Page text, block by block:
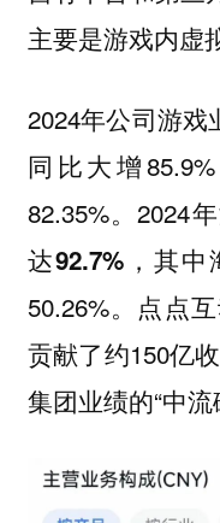
主要是游戏内虚
2024年公司游戏
同比大增
82.35%。2024
达92.7%，其中
50.26%。点点
贡献了约150亿
集团业绩的“中流